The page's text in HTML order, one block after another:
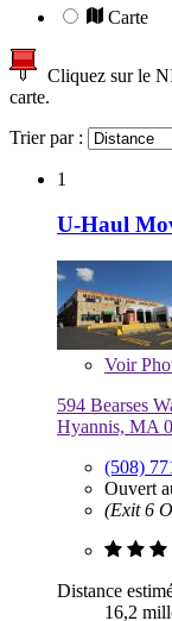
Carte
Cliquez sur le
carte.
Trier par :
1
U-Haul
Voir
594 Bearses
Hyannis, MA
(508)
Ouvert
(Exit 6
Distance
16,2